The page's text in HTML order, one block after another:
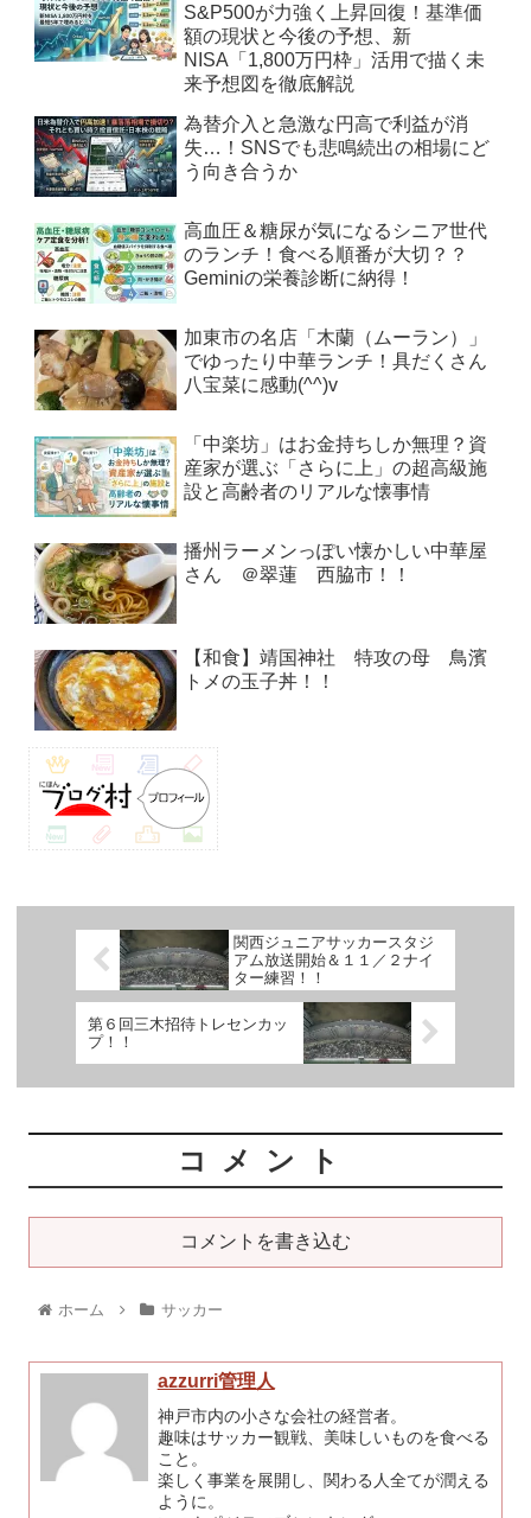
S&P500が力強く上昇回復！基準価
額の現状と今後の予想、新
NISA「1,800万円枠」活用で描く未
来予想図を徹底解説
為替介入と急激な円高で利益が消
失…！SNSでも悲鳴続出の相場にど
う向き合うか
高血圧＆糖尿が気になるシニア世代
のランチ！食べる順番が大切？？
Geminiの栄養診断に納得！
加東市の名店「木蘭（ムーラン）」
でゆったり中華ランチ！具だくさん
八宝菜に感動(^^)v
「中楽坊」はお金持ちしか無理？資
産家が選ぶ「さらに上」の超高級施
設と高齢者のリアルな懐事情
播州ラーメンっぽい懐かしい中華屋
さん ＠翠蓮 西脇市！！
【和食】靖国神社 特攻の母 鳥濱
トメの玉子丼！！
関西ジュニアサッカースタジ
アム放送開始＆１１／２ナイ
ター練習！！
第６回三木招待トレセンカッ
プ！！
コメント
コメントを書き込む
ホーム サッカー
azzurri管理人
神戸市内の小さな会社の経営者。
趣味はサッカー観戦、美味しいものを食べる
こと。
楽しく事業を展開し、関わる人全てが潤える
ように。